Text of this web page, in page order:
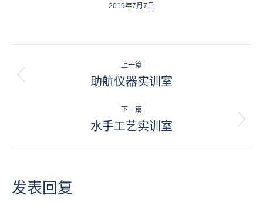
2019年7月7日
册
上一篇
上
个
相
册：
助航仪器实训室
下一篇
下
个
水手工艺实训室
发表回复